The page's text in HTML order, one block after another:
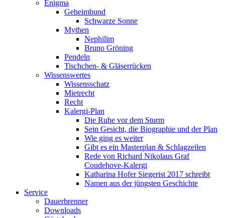
Enigma
Geheimbund
Schwarze Sonne
Mythen
Nephilim
Bruno Gröning
Pendeln
Tischchen- & Gläserrücken
Wissenswertes
Wissensschatz
Mietrecht
Recht
Kalergi-Plan
Die Ruhe vor dem Sturm
Sein Gesicht, die Biographie und der Plan
Wie ging es weiter
Gibt es ein Masterplan & Schlagzeilen
Rede von Richard Nikolaus Graf
Coudehove-Kalergi
Katharina Hofer Siegerist 2017 schreibt
Namen aus der jüngsten Geschichte
Service
Dauerbrenner
Downloads